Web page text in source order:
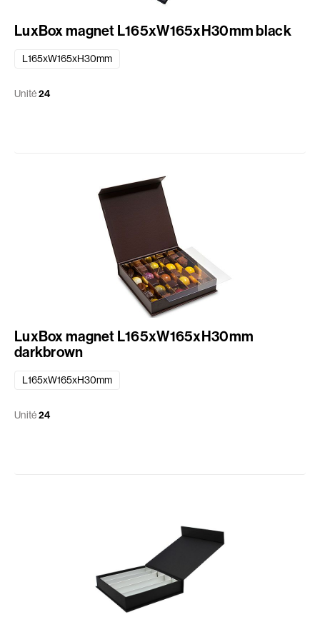
LuxBox magnet L165xW165xH30mm black
L165xW165xH30mm
Unité24
LuxBox magnet L165xW165xH30mm
darkbrown
L165xW165xH30mm
Unité24